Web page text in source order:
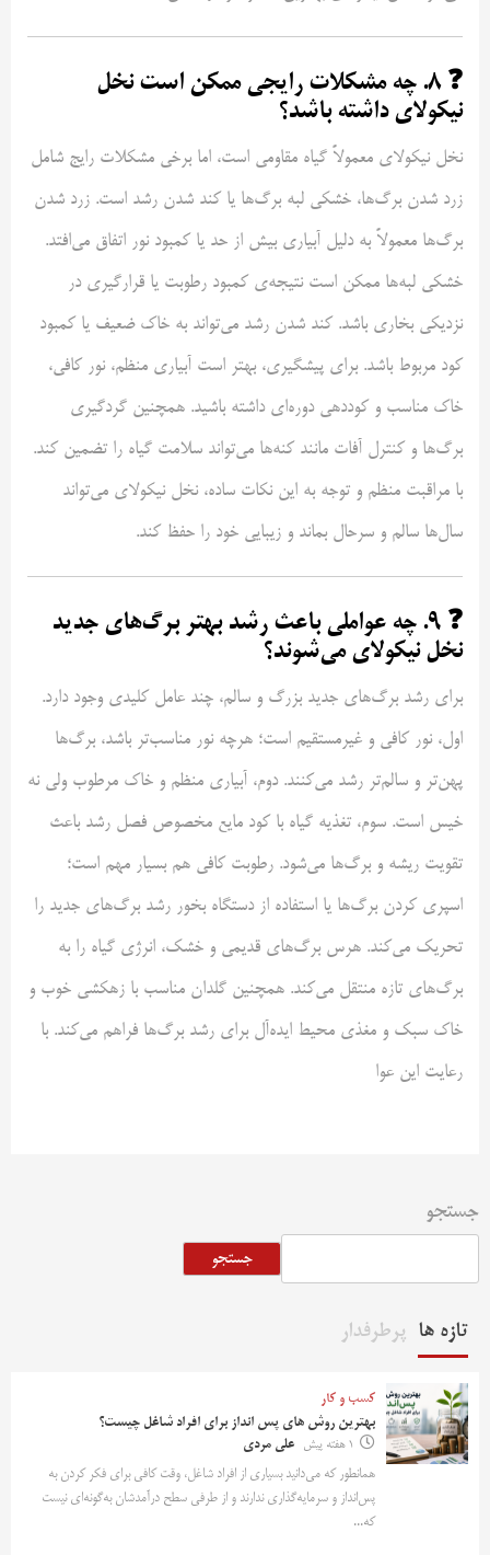
❓ ۸. چه مشکلات رایجی ممکن است نخل
نیکولای داشته باشد؟
نخل نیکولای معمولاً گیاه مقاومی است، اما برخی مشکلات رایج شامل
زرد شدن برگ‌ها، خشکی لبه برگ‌ها یا کند شدن رشد است. زرد شدن
برگ‌ها معمولاً به دلیل آبیاری بیش از حد یا کمبود نور اتفاق می‌افتد.
خشکی لبه‌ها ممکن است نتیجه‌ی کمبود رطوبت یا قرارگیری در
نزدیکی بخاری باشد. کند شدن رشد می‌تواند به خاک ضعیف یا کمبود
کود مربوط باشد. برای پیشگیری، بهتر است آبیاری منظم، نور کافی،
خاک مناسب و کوددهی دوره‌ای داشته باشید. همچنین گردگیری
برگ‌ها و کنترل آفات مانند کنه‌ها می‌تواند سلامت گیاه را تضمین کند.
با مراقبت منظم و توجه به این نکات ساده، نخل نیکولای می‌تواند
سال‌ها سالم و سرحال بماند و زیبایی خود را حفظ کند.
❓ ۹. چه عواملی باعث رشد بهتر برگ‌های جدید
نخل نیکولای می‌شوند؟
برای رشد برگ‌های جدید بزرگ و سالم، چند عامل کلیدی وجود دارد.
اول، نور کافی و غیرمستقیم است؛ هرچه نور مناسب‌تر باشد، برگ‌ها
پهن‌تر و سالم‌تر رشد می‌کنند. دوم، آبیاری منظم و خاک مرطوب ولی نه
خیس است. سوم، تغذیه گیاه با کود مایع مخصوص فصل رشد باعث
تقویت ریشه و برگ‌ها می‌شود. رطوبت کافی هم بسیار مهم است؛
اسپری کردن برگ‌ها یا استفاده از دستگاه بخور رشد برگ‌های جدید را
تحریک می‌کند. هرس برگ‌های قدیمی و خشک، انرژی گیاه را به
برگ‌های تازه منتقل می‌کند. همچنین گلدان مناسب با زهکشی خوب و
خاک سبک و مغذی محیط ایده‌آل برای رشد برگ‌ها فراهم می‌کند. با
رعایت این عوا
جستجو
جستجو
تازه ها پرطرفدار
کسب و کار
بهترین روش‌ های پس‌ انداز برای افراد شاغل چیست؟
1 هفته پیش
علی مردی
همانطور که می‌دانید بسیاری از افراد شاغل، وقت کافی برای فکر کردن به
پس‌انداز و سرمایه‌گذاری ندارند و از طرفی سطح درآمدشان به‌گونه‌ای نیست
که...